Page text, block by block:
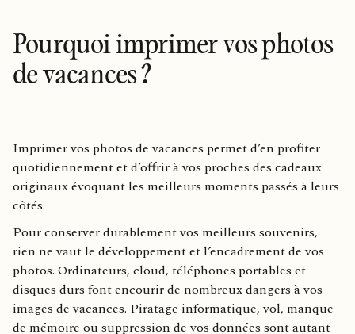
Pourquoi imprimer vos photos
de vacances ?
Imprimer vos photos de vacances permet d’en profiter
quotidiennement et d’offrir à vos proches des cadeaux
originaux évoquant les meilleurs moments passés à leurs
côtés.
Pour conserver durablement vos meilleurs souvenirs,
rien ne vaut le développement et l’encadrement de vos
photos. Ordinateurs, cloud, téléphones portables et
disques durs font encourir de nombreux dangers à vos
images de vacances. Piratage informatique, vol, manque
de mémoire ou suppression de vos données sont autant